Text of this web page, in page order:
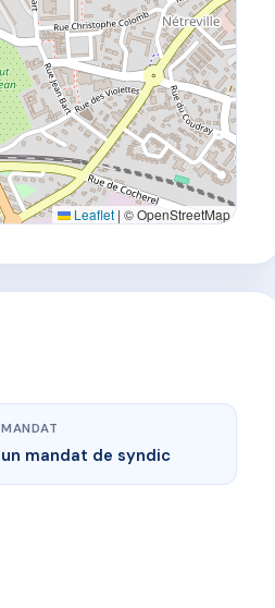
Leaflet | © OpenStreetMap
MANDAT
un mandat de syndic